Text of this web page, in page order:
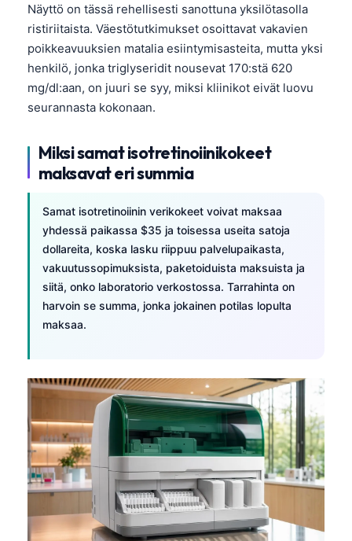
Näyttö on tässä rehellisesti sanottuna yksilötasolla
ristiriitaista. Väestötutkimukset osoittavat vakavien
poikkeavuuksien matalia esiintymisasteita, mutta yksi
henkilö, jonka triglyseridit nousevat 170:stä 620
mg/dl:aan, on juuri se syy, miksi kliinikot eivät luovu
seurannasta kokonaan.
Miksi samat isotretinoiinikokeet
maksavat eri summia
Samat isotretinoiinin verikokeet voivat maksaa
yhdessä paikassa $35 ja toisessa useita satoja
dollareita, koska lasku riippuu palvelupaikasta,
vakuutussopimuksista, paketoiduista maksuista ja
siitä, onko laboratorio verkostossa. Tarrahinta on
harvoin se summa, jonka jokainen potilas lopulta
maksaa.
اردو
తెలుగు
தமிழ்
ગુજરાતી
മലയാളം
Tiếng Việt
Tagalog
ไทย
ဗမာစာ
አማርኛ
Українська
Català
Қазақ тілі
Hrvatski
Slovenčina